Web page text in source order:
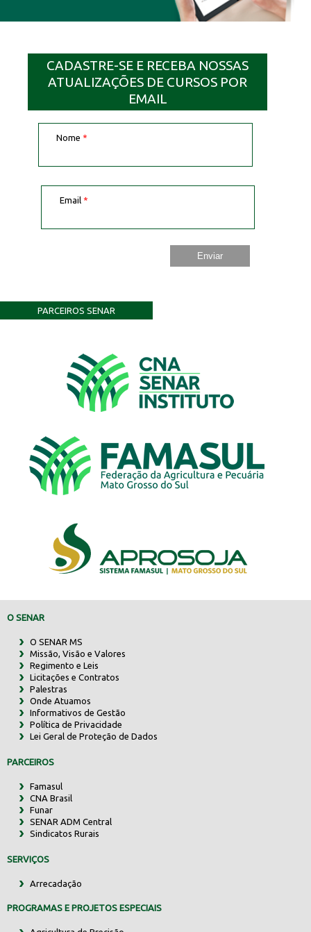
CADASTRE-SE E RECEBA NOSSAS
ATUALIZAÇÕES DE CURSOS POR
EMAIL
Nome *
Email *
PARCEIROS SENAR
O SENAR
O SENAR MS
Missão, Visão e Valores
Regimento e Leis
Licitações e Contratos
Palestras
Onde Atuamos
Informativos de Gestão
Política de Privacidade
Lei Geral de Proteção de Dados
PARCEIROS
Famasul
CNA Brasil
Funar
SENAR ADM Central
Sindicatos Rurais
SERVIÇOS
Arrecadação
PROGRAMAS E PROJETOS ESPECIAIS